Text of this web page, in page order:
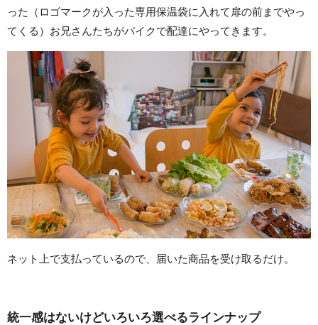
った（ロゴマークが入った専用保温袋に入れて扉の前までやっ
てくる）お兄さんたちがバイクで配達にやってきます。
ネット上で支払っているので、届いた商品を受け取るだけ。
統一感はないけどいろいろ選べるラインナップ